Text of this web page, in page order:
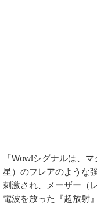
「Wow!シグナルは、
星）のフレアのような
刺激され、メーザー（
電波を放った『超放射